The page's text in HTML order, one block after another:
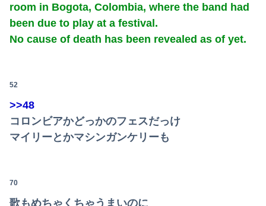
Powered by livedoor 相互RSS
room in Bogota, Colombia, where the band had
been due to play at a festival.
No cause of death has been revealed as of yet.
52
>>48
コロンビアかどっかのフェスだっけ
マイリーとかマシンガンケリーも
70
歌もめちゃくちゃうまいのに